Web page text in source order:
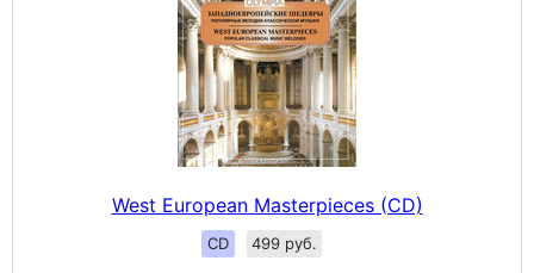
West European Masterpieces (CD)
CD 499 руб.